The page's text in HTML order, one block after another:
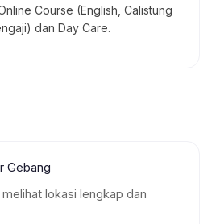
Course (English, Calistung
dan Day Care.
Gebang
lokasi lengkap dan